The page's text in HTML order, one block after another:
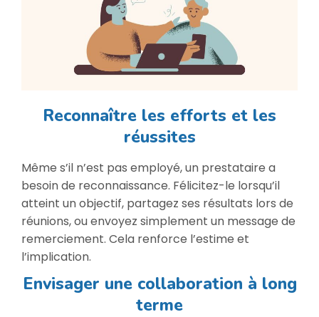
Reconnaître les efforts et les
réussites
Même s’il n’est pas employé, un prestataire a
besoin de reconnaissance. Félicitez-le lorsqu’il
atteint un objectif, partagez ses résultats lors de
réunions, ou envoyez simplement un message de
remerciement. Cela renforce l’estime et
l’implication.
Envisager une collaboration à long
terme